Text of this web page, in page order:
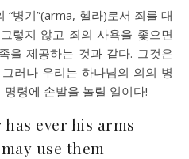
병기”(arma, 헬라)로서 죄를 대
렇지 않고 죄의 사욕을 좇으면
을 제공하는 것과 같다. 그것은
러나 우리는 하나님의 의의 병
령에 손발을 놀릴 일이다!
has ever his arms
use them